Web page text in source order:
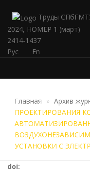
Труды
2024, НОМЕР 1 (март)
2414-1437
Рус
En
Главная Архив
ПРОЕКТИРОВАНИЯ
УСТАНОВКИ С
doi: